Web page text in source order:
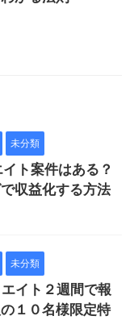
未分類
ト案件はある？
収益化する方法
未分類
イト２週間で報
１０名様限定特